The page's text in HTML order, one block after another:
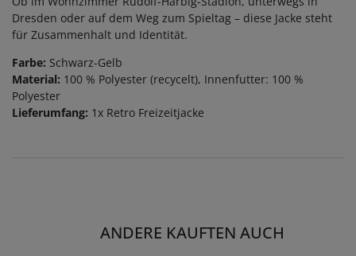
Dresden oder auf dem Weg zum Spieltag – diese Jacke steht
für Zusammenhalt und Identität.
Farbe: Schwarz-Gelb
Material: 100 % Polyester (recycelt), Innenfutter: 100 %
Polyester
Lieferumfang: 1x Retro Freizeitjacke
ANDERE KAUFTEN AUCH